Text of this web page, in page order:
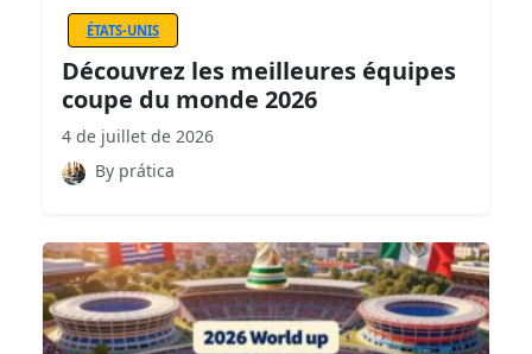
ÉTATS-UNIS
Découvrez les meilleures équipes
coupe du monde 2026
4 de juillet de 2026
By prática